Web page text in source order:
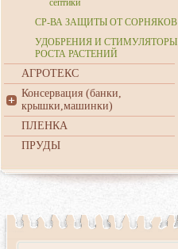
септики
СР-ВА ЗАЩИТЫ ОТ СОРНЯКОВ
УДОБРЕНИЯ И СТИМУЛЯТОРЫ
РОСТА РАСТЕНИЙ
АГРОТЕКС
Консервация (банки,
крышки,машинки)
ПЛЕНКА
ПРУДЫ